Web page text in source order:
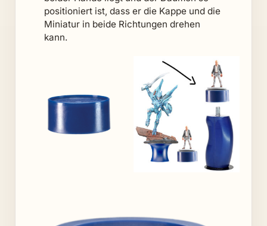
positioniert ist, dass er die Kappe und die
Miniatur in beide Richtungen drehen
kann.